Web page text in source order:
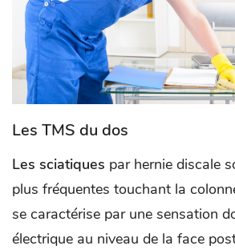
Les TMS du dos
Les sciatiques par hernie discale
plus fréquentes touchant la
se caractérise par une sensation
électrique au niveau de la face